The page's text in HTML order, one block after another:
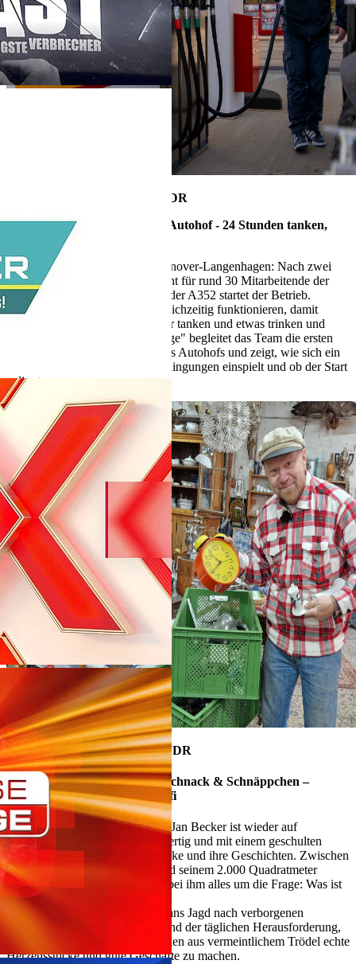
10. Juni 2026, 18:15 Uhr im NDR
Die Nordreportage: Der neue Autohof - 24 Stunden tanken,
duschen, essen
In der Nähe vom Flughafen Hannover-Langenhagen: Nach zwei
Wochen Einarbeitungszeit beginnt für rund 30 Mitarbeitende der
Ernstfall. Am neuen Autohof an der A352 startet der Betrieb.
Erstmals müssen alle Abläufe gleichzeitig funktionieren, damit
Fernfahrer, Reisende und Pendler tanken und etwas trinken und
essen können. "Die Nordreportage" begleitet das Team die ersten
fünf Tage nach der Eröffnung des Autohofs und zeigt, wie sich ein
komplexer Betrieb unter Echtbedingungen einspielt und ob der Start
gelingt.
28. April 2026, 18:15 Uhr im NDR
Die Nordreportage: Schätze, Schnack & Schnäppchen –
Unterwegs mit dem Trödelprofi
Antiquitäten- und Trödelhändler Jan Becker ist wieder auf
Schatzsuche: humorvoll, schlagfertig und mit einem geschulten
Blick für außergewöhnliche Stücke und ihre Geschichten. Zwischen
alten Kneipen, Auktionssälen und seinem 2.000 Quadratmeter
großen Hofflohmarkt dreht sich bei ihm alles um die Frage: Was ist
wertvoll und für wen?
Die Nordreportage erzählt von Jans Jagd nach verborgenen
Schätzen, seinen großen Deals und der täglichen Herausforderung,
zusammen mit seiner Tochter Inken aus vermeintlichem Trödel echte
Herzensstücke und gute Geschäfte zu machen.